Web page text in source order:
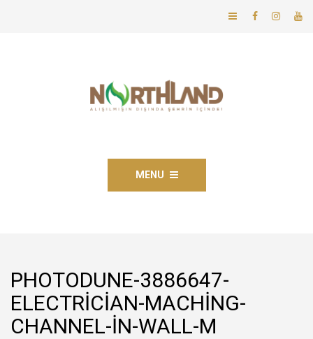
MENU
PHOTODUNE-3886647-
ELECTRICIAN-MACHING-
CHANNEL-IN-WALL-M